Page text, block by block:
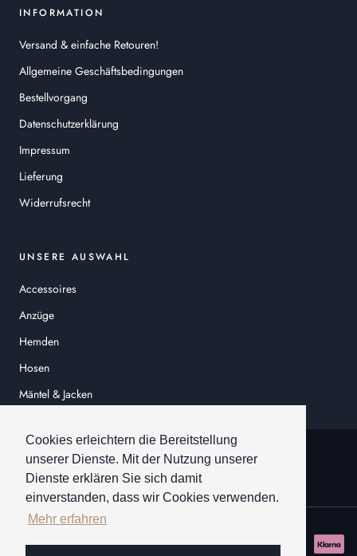
Cookies erleichtern die Bereitstellung
unserer Dienste. Mit der Nutzung unserer
Dienste erklären Sie sich damit
einverstanden, dass wir Cookies verwenden.
Mehr erfahren
INFORMATION
Versand & einfache Retouren!
Allgemeine Geschäftsbedingungen
Bestellvorgang
Datenschutzerklärung
Impressum
Lieferung
Widerrufsrecht
UNSERE AUSWAHL
Accessoires
Anzüge
Hemden
Hosen
Mäntel & Jacken
© HEINER SCHNEIDER